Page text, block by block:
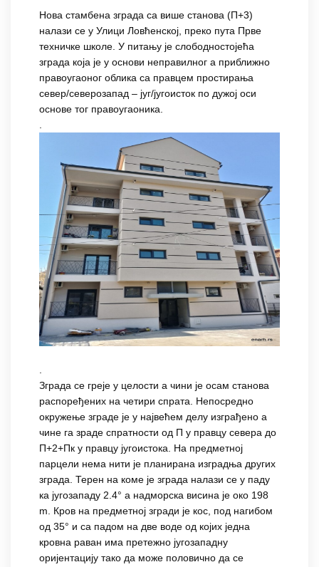
Нова стамбена зграда са више станова (П+3)
налази се у Улици Ловћенској, преко пута Прве
техничке школе. У питању је слободностојећа
зграда која је у основи неправилног а приближно
правоугаоног облика са правцем простирања
север/северозапад – југ/југоисток по дужој оси
основе тог правоугаоника.
.
.
Зграда се греје у целости а чини је осам станова
распоређених на четири спрата. Непосредно
окружење зграде је у највећем делу изграђено а
чине га зраде спратности од П у правцу севера до
П+2+Пк у правцу југоистока. На предметној
парцели нема нити је планирана изградња других
зграда. Терен на коме је зграда налази се у паду
ка југозападу 2.4° а надморска висина је око 198
m. Кров на предметној згради је кос, под нагибом
од 35° и са падом на две воде од којих једна
кровна раван има претежно југозападну
оријентацију тако да може половично да се